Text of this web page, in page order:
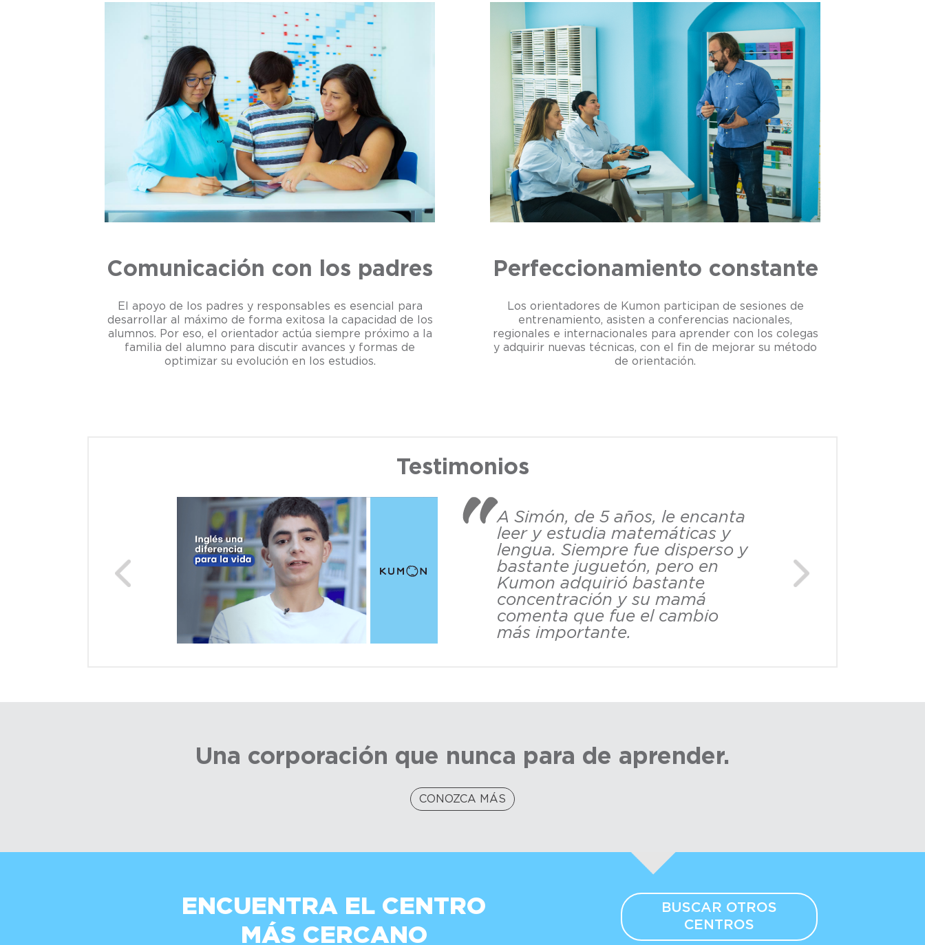
Comunicación con los padres
El apoyo de los padres y responsables es esencial para
desarrollar al máximo de forma exitosa la capacidad de los
alumnos. Por eso, el orientador actúa siempre próximo a la
familia del alumno para discutir avances y formas de
optimizar su evolución en los estudios.
Perfeccionamiento constante
Los orientadores de Kumon participan de sesiones de
entrenamiento, asisten a conferencias nacionales,
regionales e internacionales para aprender con los colegas
y adquirir nuevas técnicas, con el fin de mejorar su método
de orientación.
Testimonios
A Simón, de 5 años, le encanta
leer y estudia matemáticas y
lengua. Siempre fue disperso y
bastante juguetón, pero en
Kumon adquirió bastante
concentración y su mamá
comenta que fue el cambio
más importante.
Previous Next
Una corporación que nunca para de aprender.
CONOZCA MÁS
ENCUENTRA EL CENTRO
MÁS CERCANO
BUSCAR OTROS
CENTROS